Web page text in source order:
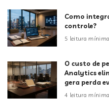
Como
controle?
5 leitura mínima
O custo de
Analytics
gera perda
4 leitura mínima